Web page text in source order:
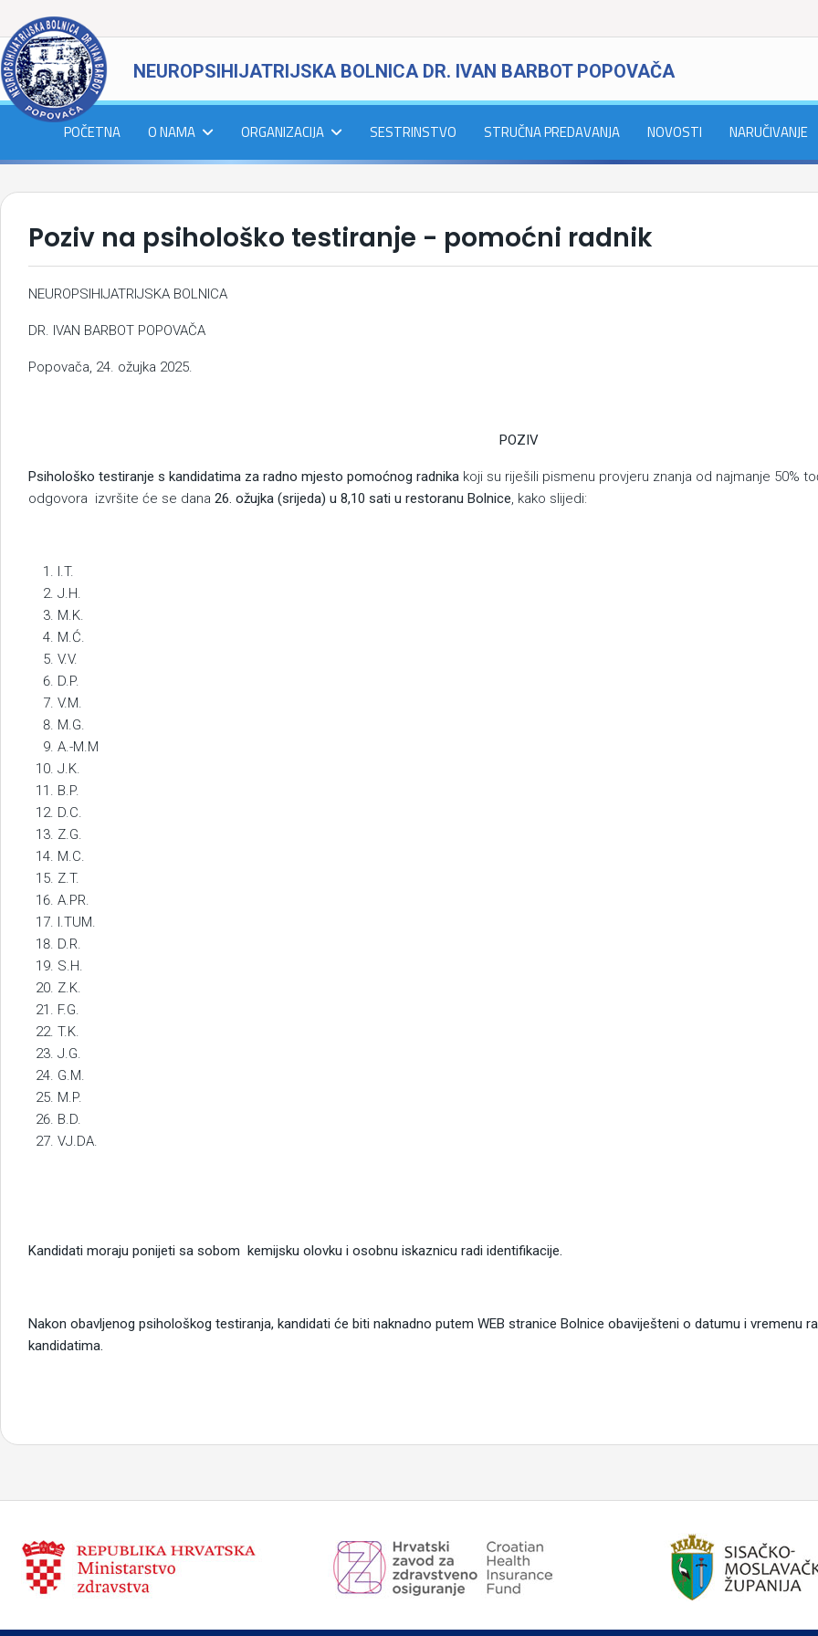
NEUROPSIHIJATRIJSKA BOLNICA DR. IVAN BARBOT POPOVAČA
POČETNA O NAMA ORGANIZACIJA SESTRINSTVO STRUČNA PREDAVANJA NOVOSTI NARUČIVANJE
Poziv na psihološko testiranje - pomoćni radnik
NEUROPSIHIJATRIJSKA BOLNICA
DR. IVAN BARBOT POPOVAČA
Popovača, 24. ožujka 2025.
POZIV
Psihološko testiranje s kandidatima za radno mjesto pomoćnog radnika koji su riješili pismenu provjeru znanja od najmanje 50%
odgovora izvršite će se dana 26. ožujka (srijeda) u 8,10 sati u restoranu Bolnice, kako slijedi:
I.T.
J.H.
M.K.
M.Ć.
V.V.
D.P.
V.M.
M.G.
A.-M.M
J.K.
B.P.
D.C.
Z.G.
M.C.
Z.T.
A.PR.
I.TUM.
D.R.
S.H.
Z.K.
F.G.
T.K.
J.G.
G.M.
M.P.
B.D.
VJ.DA.
Kandidati moraju ponijeti sa sobom kemijsku olovku i osobnu iskaznicu radi identifikacije.
Nakon obavljenog psihološkog testiranja, kandidati će biti naknadno putem WEB stranice Bolnice obaviješteni o datumu i vremenu
kandidatima.